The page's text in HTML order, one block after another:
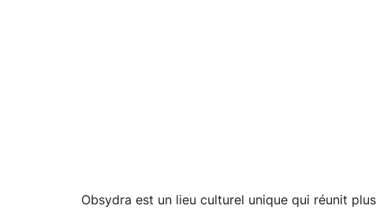
Obsydra est un lieu culturel unique qui réunit